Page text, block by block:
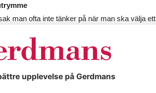
man ofta inte tänker på när man ska välja
i rummet. Fördelen med ett jalusiskåp är att
annars kanske inte hade tänkt sig. I en
inte hade fått plats, kan ett jalusiskåp